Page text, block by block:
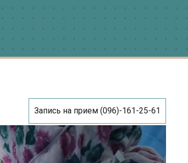
Запись на прием (096)-161-25-61